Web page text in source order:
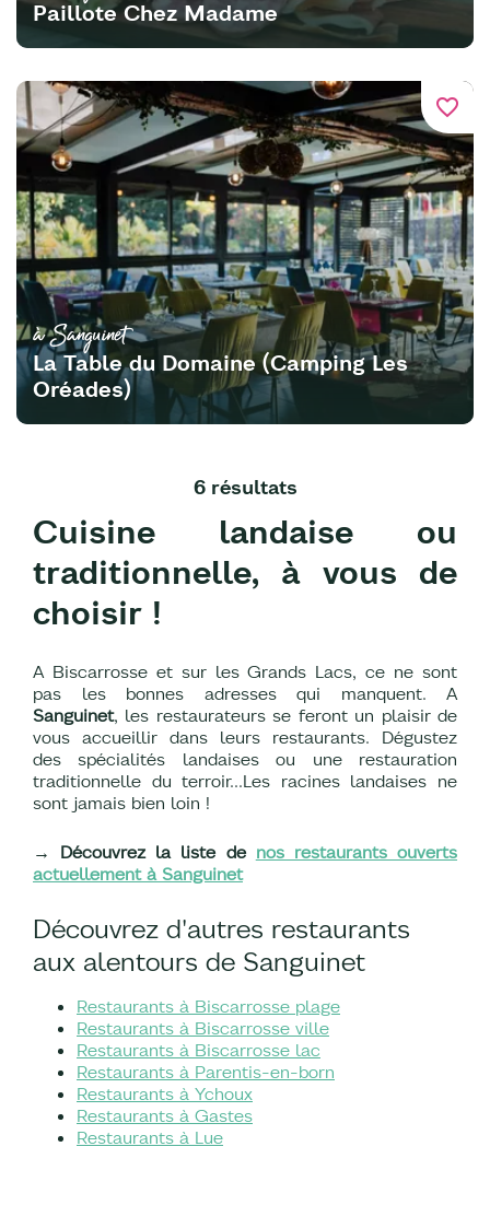
Paillote Chez Madame
favorite_border
à Sanguinet
La Table du Domaine (Camping Les
Oréades)
6 résultats
Cuisine landaise ou
traditionnelle, à vous de
choisir !
A Biscarrosse et sur les Grands Lacs, ce ne sont
pas les bonnes adresses qui manquent. A
Sanguinet, les restaurateurs se feront un plaisir de
vous accueillir dans leurs restaurants. Dégustez
des spécialités landaises ou une restauration
traditionnelle du terroir...Les racines landaises ne
sont jamais bien loin !
→ Découvrez la liste de nos restaurants ouverts
actuellement à Sanguinet
Découvrez d'autres restaurants
aux alentours de Sanguinet
Restaurants à Biscarrosse plage
Restaurants à Biscarrosse ville
Restaurants à Biscarrosse lac
Restaurants à Parentis-en-born
Restaurants à Ychoux
Restaurants à Gastes
Restaurants à Lue